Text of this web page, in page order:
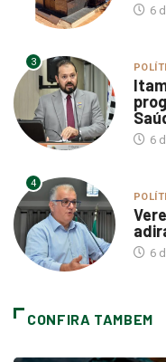
6
3
6
4
6
CONFIRA TAMBEM